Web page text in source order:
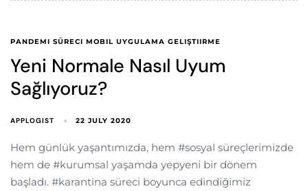
PANDEMI SÜRECI MOBIL UYGULAMA GELIŞTIIRME
Yeni Normale Nasıl Uyum
Sağlıyoruz?
APPLOGIST 22 JULY 2020
Hem günlük yaşantımızda, hem #sosyal süreçlerimizde
hem de #kurumsal yaşamda yepyeni bir dönem
başladı. #karantina süreci boyunca edindiğimiz